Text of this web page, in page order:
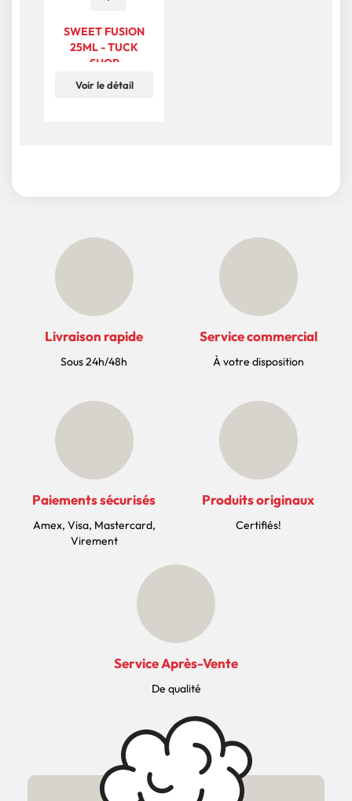
SWEET FUSION
25ML - TUCK
SHOP
Voir le détail
Livraison rapide
Sous 24h/48h
Service commercial
À votre disposition
Paiements sécurisés
Amex, Visa, Mastercard,
Virement
Produits originaux
Certifiés!
Service Après-Vente
De qualité